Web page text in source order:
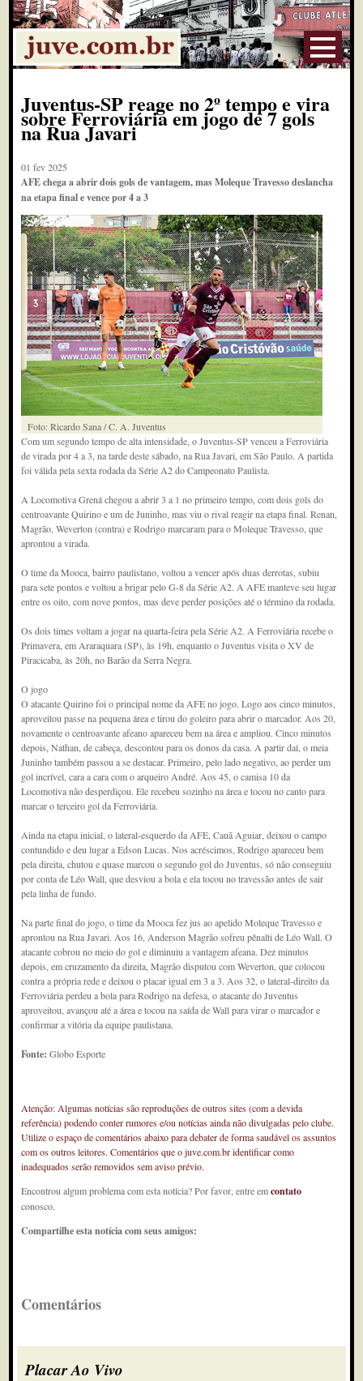
Juventus-SP reage no 2º tempo e vira
sobre Ferroviária em jogo de 7 gols
na Rua Javari
01 fev 2025
AFE chega a abrir dois gols de vantagem, mas Moleque Travesso deslancha
na etapa final e vence por 4 a 3
Foto: Ricardo Sana / C. A. Juventus
Com um segundo tempo de alta intensidade, o Juventus-SP venceu a Ferroviária
de virada por 4 a 3, na tarde deste sábado, na Rua Javari, em São Paulo. A partida
foi válida pela sexta rodada da Série A2 do Campeonato Paulista.
A Locomotiva Grená chegou a abrir 3 a 1 no primeiro tempo, com dois gols do
centroavante Quirino e um de Juninho, mas viu o rival reagir na etapa final. Renan,
Magrão, Weverton (contra) e Rodrigo marcaram para o Moleque Travesso, que
aprontou a virada.
O time da Mooca, bairro paulistano, voltou a vencer após duas derrotas, subiu
para sete pontos e voltou a brigar pelo G-8 da Série A2. A AFE manteve seu lugar
entre os oito, com nove pontos, mas deve perder posições até o término da rodada.
Os dois times voltam a jogar na quarta-feira pela Série A2. A Ferroviária recebe o
Primavera, em Araraquara (SP), às 19h, enquanto o Juventus visita o XV de
Piracicaba, às 20h, no Barão da Serra Negra.
O jogo
O atacante Quirino foi o principal nome da AFE no jogo. Logo aos cinco minutos,
aproveitou passe na pequena área e tirou do goleiro para abrir o marcador. Aos 20,
novamente o centroavante afeano apareceu bem na área e ampliou. Cinco minutos
depois, Nathan, de cabeça, descontou para os donos da casa. A partir daí, o meia
Juninho também passou a se destacar. Primeiro, pelo lado negativo, ao perder um
gol incrível, cara a cara com o arqueiro André. Aos 45, o camisa 10 da
Locomotiva não desperdiçou. Ele recebeu sozinho na área e tocou no canto para
marcar o terceiro gol da Ferroviária.
Ainda na etapa inicial, o lateral-esquerdo da AFE, Cauã Aguiar, deixou o campo
contundido e deu lugar a Edson Lucas. Nos acréscimos, Rodrigo apareceu bem
pela direita, chutou e quase marcou o segundo gol do Juventus, só não conseguiu
por conta de Léo Wall, que desviou a bola e ela tocou no travessão antes de sair
pela linha de fundo.
Na parte final do jogo, o time da Mooca fez jus ao apelido Moleque Travesso e
aprontou na Rua Javari. Aos 16, Anderson Magrão sofreu pênalti de Léo Wall. O
atacante cobrou no meio do gol e diminuiu a vantagem afeana. Dez minutos
depois, em cruzamento da direita, Magrão disputou com Weverton, que colocou
contra a própria rede e deixou o placar igual em 3 a 3. Aos 32, o lateral-direito da
Ferroviária perdeu a bola para Rodrigo na defesa, o atacante do Juventus
aproveitou, avançou até a área e tocou na saída de Wall para virar o marcador e
confirmar a vitória da equipe paulistana.
Fonte:Globo Esporte
Atenção: Algumas notícias são reproduções de outros sites (com a devida
referência) podendo conter rumores e/ou notícias ainda não divulgadas pelo clube.
Utilize o espaço de comentários abaixo para debater de forma saudável os assuntos
com os outros leitores. Comentários que o juve.com.br identificar como
inadequados serão removidos sem aviso prévio.
Encontrou algum problema com esta notícia? Por favor, entre emcontato
conosco.
Compartilhe esta notícia com seus amigos:
Comentários
Placar Ao Vivo